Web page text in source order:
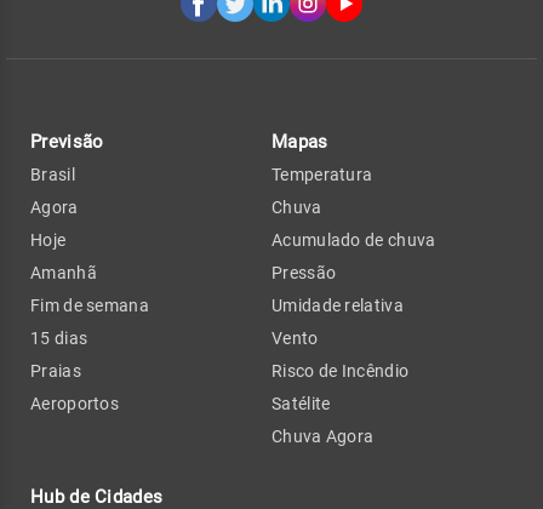
Previsão
Brasil
Agora
Hoje
Amanhã
Fim de semana
15 dias
Praias
Aeroportos
Hub de Cidades
Mapas
Temperatura
Chuva
Acumulado de chuva
Pressão
Umidade relativa
Vento
Risco de Incêndio
Satélite
Chuva Agora